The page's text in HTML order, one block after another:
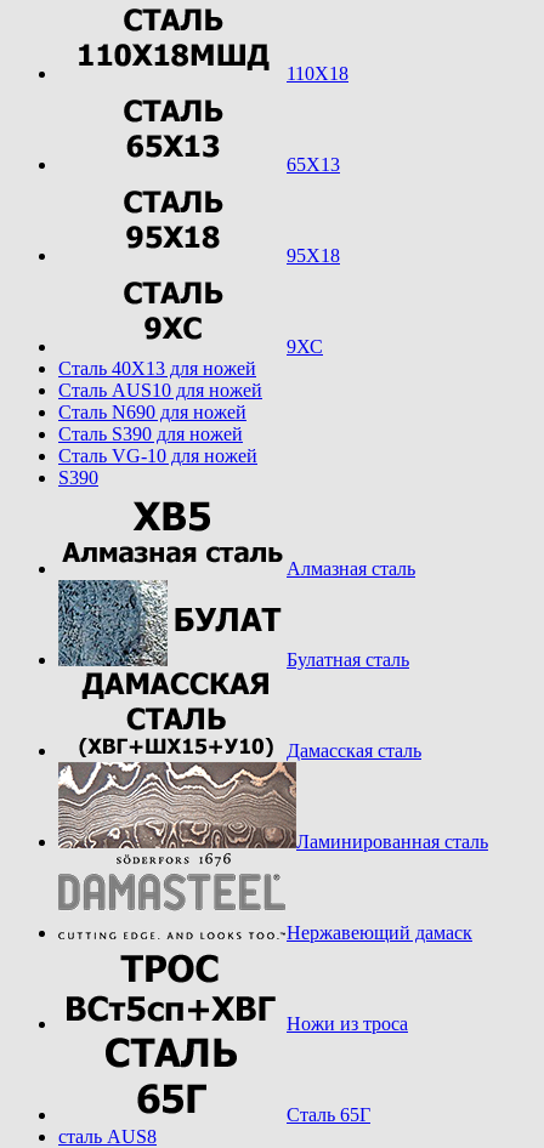
110Х18
65Х13
95Х18
9ХС
Cталь 40Х13 для ножей
Cталь AUS10 для ножей
Cталь N690 для ножей
Cталь S390 для ножей
Cталь VG-10 для ножей
S390
Алмазная сталь
Булатная сталь
Дамасская сталь
Ламинированная сталь
Нержавеющий дамаск
Ножи из троса
Сталь 65Г
сталь AUS8